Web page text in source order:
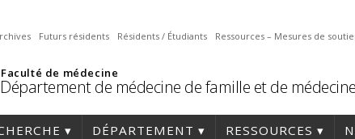
Futurs résidents Résidents / Étudiants Ressources – Mesures de
Faculté de médecine
Département de médecine de famille et de
DÉPARTEMENT RESSOURCES